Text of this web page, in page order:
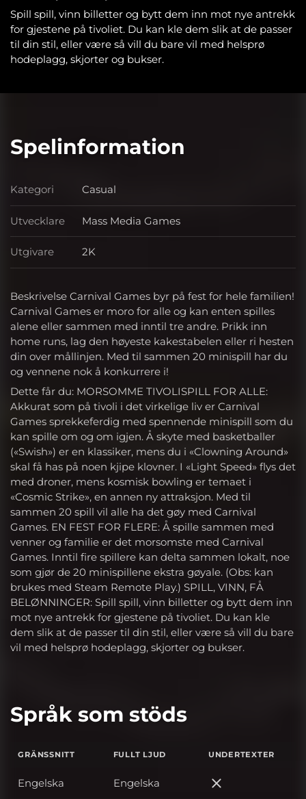
Spill spill, vinn billetter og bytt dem inn mot nye antrekk
for gjestene på tivoliet. Du kan kle dem slik at de passer
til din stil, eller være så vill du bare vil med helsprø
hodeplagg, skjorter og bukser.
Spelinformation
Beskrivelse Carnival Games byr på fest for hele familien!
Carnival Games er moro for alle og kan enten spilles
alene eller sammen med inntil tre andre. Prikk inn
home runs, lag den høyeste kakestabelen eller ri hesten
din over mållinjen. Med til sammen 20 minispill har du
og vennene nok å konkurrere i!
Dette får du: MORSOMME TIVOLISPILL FOR ALLE:
Akkurat som på tivoli i det virkelige liv er Carnival
Games sprekkeferdig med spennende minispill som du
kan spille om og om igjen. Å skyte med basketballer
(«Swish») er en klassiker, mens du i «Clowning Around»
skal få has på noen kjipe klovner. I «Light Speed» flys det
med droner, mens kosmisk bowling er temaet i
«Cosmic Strike», en annen ny attraksjon. Med til
sammen 20 spill vil alle ha det gøy med Carnival
Games. EN FEST FOR FLERE: Å spille sammen med
venner og familie er det morsomste med Carnival
Games. Inntil fire spillere kan delta sammen lokalt, noe
som gjør de 20 minispillene ekstra gøyale. (Obs: kan
brukes med Steam Remote Play.) SPILL, VINN, FÅ
BELØNNINGER: Spill spill, vinn billetter og bytt dem inn
mot nye antrekk for gjestene på tivoliet. Du kan kle
dem slik at de passer til din stil, eller være så vill du bare
vil med helsprø hodeplagg, skjorter og bukser.
Kategori Kategori
Casual
Utvecklare Utvecklare
Mass Media Games
Utgivare Utgivare
2K
Språk som stöds
GRÄNSSNITT FULLT LJUD UNDERTEXTER
Engelska Engelska
Engelska